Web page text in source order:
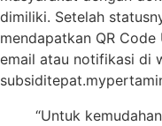
dimiliki. Setelah
mendapatkan QR
email atau notifikasi di
“Untuk